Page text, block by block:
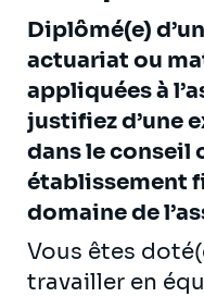
Diplômé(e)
actuariat ou
appliquées à
justifiez d’une
dans le conseil
établissement
domaine de
Vous êtes
travailler en